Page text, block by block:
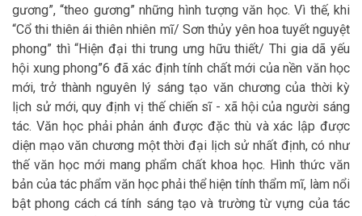
gương”, “theo gương” những hình tượng văn học. Vì thế, khi
“Cổ thi thiên ái thiên nhiên mĩ/ Sơn thủy yên hoa tuyết nguyệt
phong” thì “Hiện đại thi trung ưng hữu thiết/ Thi gia dã yếu
hội xung phong”6 đã xác định tính chất mới của nền văn học
mới, trở thành nguyên lý sáng tạo văn chương của thời kỳ
lịch sử mới, quy định vị thế chiến sĩ - xã hội của người sáng
tác. Văn học phải phản ánh được đặc thù và xác lập được
diện mạo văn chương một thời đại lịch sử nhất định, có như
thế văn học mới mang phẩm chất khoa học. Hình thức văn
bản của tác phẩm văn học phải thể hiện tính thẩm mĩ, làm nổi
bật phong cách cá tính sáng tạo và trường từ vựng của tác